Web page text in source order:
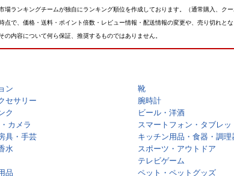
ランキングチームが独自にランキング順位を作成しております。（通常購入、ク
で、価格・送料・ポイント倍数・レビュー情報・配送情報の変更や、売り切れと
内容について何ら保証、推奨するものではありません。
ン 靴
セサリー 腕時計
ク ビール・洋酒
カメラ スマートフォン・タブレッ
具・手芸 キッチン用品・食器・調理
水 スポーツ・アウトドア
テレビゲーム
品 ペット・ペットグッズ